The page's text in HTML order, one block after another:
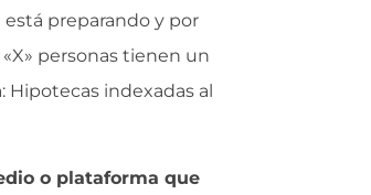
preparando y por
personas tienen un
indexadas al
o plataforma que